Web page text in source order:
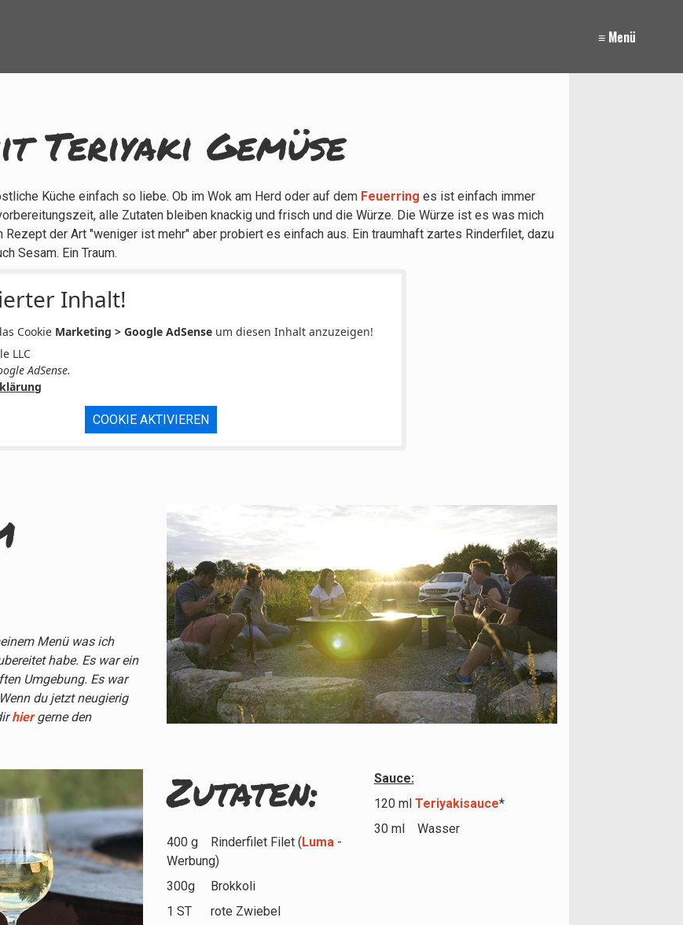
≡ Menü
Teriyaki Gemüse
Küche einfach so liebe. Ob im Wok am Herd oder auf dem Feuerring es ist einfach immer
alle Zutaten bleiben knackig und frisch und die Würze. Die Würze ist es was mich
der Art "weniger ist mehr" aber probiert es einfach aus. Ein traumhaft zartes Rinderfilet, dazu
Sesam. Ein Traum.
Inhalt!
Cookie Marketing > Google AdSense um diesen Inhalt anzuzeigen!
LLC
AdSense.
COOKIE AKTIVIEREN
Menü was ich
habe. Es war ein
Umgebung. Es war
du jetzt neugierig
hiergerne den
Zutaten:
400 g Rinderfilet Filet (Luma -
Werbung)
300g Brokkoli
1 ST rote Zwiebel
Sauce:
120 ml Teriyakisauce*
30 ml Wasser